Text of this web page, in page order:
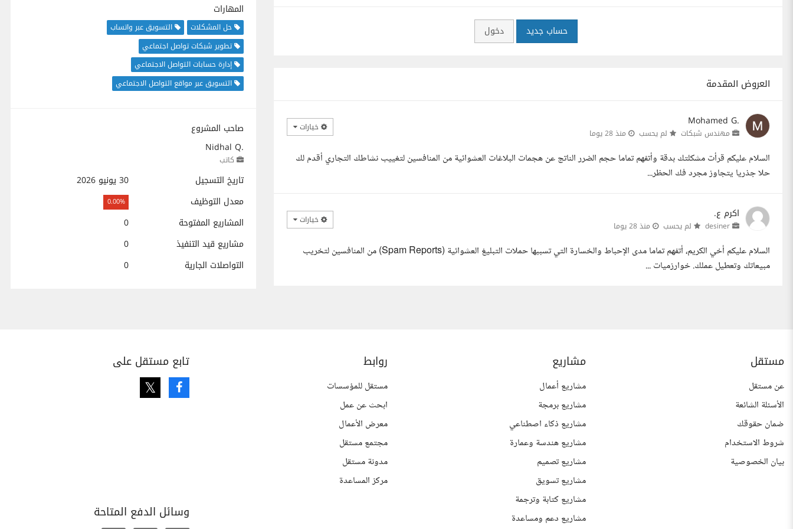
المهارات
حل المشكلات
التسويق عبر واتساب
تطوير شبكات تواصل اجتماعي
إدارة حسابات التواصل الاجتماعي
التسويق عبر مواقع التواصل الاجتماعي
صاحب المشروع
Nidhal Q.
كاتب
تاريخ التسجيل
30 يونيو 2026
معدل التوظيف
0.00%
المشاريع المفتوحة
0
مشاريع قيد التنفيذ
0
التواصلات الجارية
0
حساب جديد دخول
العروض المقدمة
Mohamed G.
مهندس شبكات لم يحسب منذ 28 يوما خيارات
السلام عليكم قرأت مشكلتك بدقة وأتفهم تماما حجم الضرر الناتج عن هجمات البلاغات العشوائية من المنافسين لتغييب نشاطك التجاري أقدم لك
حلا جذريا يتجاوز مجرد فك الحظر...
اكرم ع.
لم يحسب منذ 28 يوما خيارات
السلام عليكم أخي الكريم، أتفهم تماما مدى الإحباط والخسارة التي تسببها حملات التبليغ العشوائية (Spam Reports) من المنافسين لتخريب
مبيعاتك وتعطيل عملك. خوارزميات ...
مستقل
عن مستقل
الأسئلة الشائعة
ضمان حقوقك
شروط الاستخدام
بيان الخصوصية
مشاريع
مشاريع أعمال
مشاريع برمجة
مشاريع ذكاء اصطناعي
مشاريع هندسة وعمارة
مشاريع تصميم
مشاريع تسويق
مشاريع كتابة وترجمة
مشاريع دعم ومساعدة
روابط
مستقل للمؤسسات
ابحث عن عمل
معرض الأعمال
مجتمع مستقل
مدونة مستقل
مركز المساعدة
تابع مستقل على
Facebook
Twitter
وسائل الدفع المتاحة